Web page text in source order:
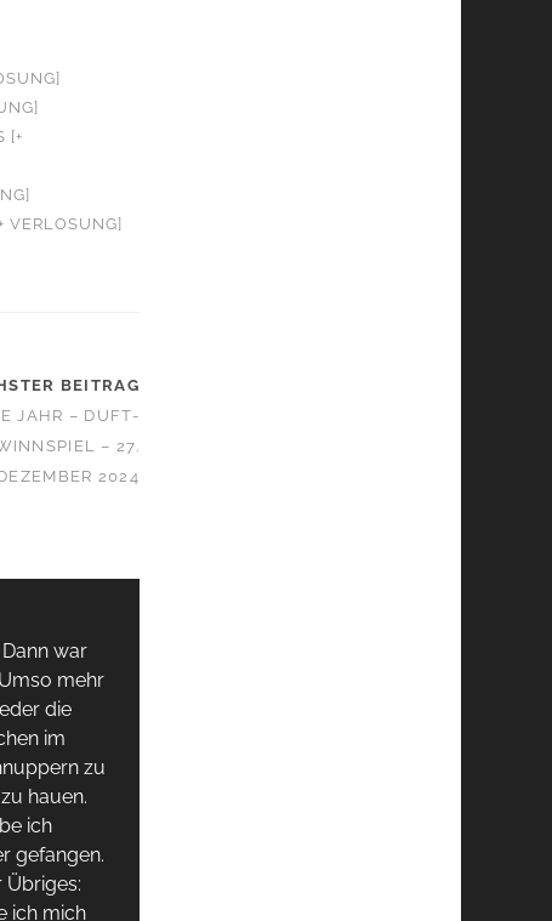
[+
VERLOSUNG]
BEITRAG
JAHR – DUFT-
– 27.
2024
war
mehr
die
im
zu
hauen.
ich
gefangen.
Übriges:
ich mich